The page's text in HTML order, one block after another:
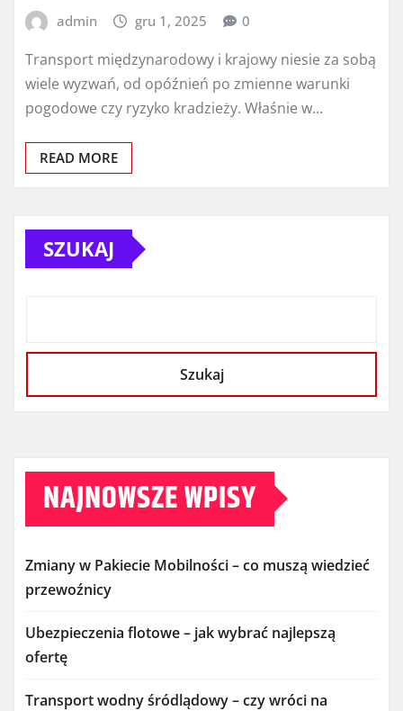
admin gru 1, 2025 0
Transport międzynarodowy i krajowy niesie za sobą
wiele wyzwań, od opóźnień po zmienne warunki
pogodowe czy ryzyko kradzieży. Właśnie w…
READ MORE
SZUKAJ
Szukaj
NAJNOWSZE WPISY
Zmiany w Pakiecie Mobilności – co muszą wiedzieć
przewoźnicy
Ubezpieczenia flotowe – jak wybrać najlepszą
ofertę
Transport wodny śródlądowy – czy wróci na